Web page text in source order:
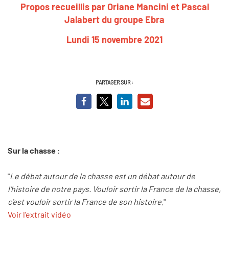
Propos recueillis par Oriane Mancini et Pascal
Jalabert du groupe Ebra
Lundi 15 novembre 2021
PARTAGER SUR :
Sur la chasse :
"Le débat autour de la chasse est un débat autour de
l‘histoire de notre pays. Vouloir sortir la France de la chasse,
c’est vouloir sortir la France de son histoire ."
Voir l'extrait vidéo